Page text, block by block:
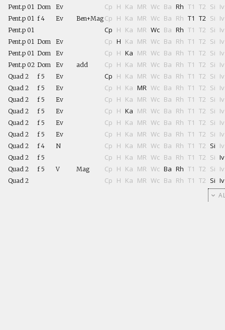
Pent.p 01 Dom Ev Cp H Ka MR Wc Ba Rh T1 T2 Si Iv
Pent.p 01 f 4 Ev Ben+Mag Cp H Ka MR Wc Ba Rh T1 T2 Si Iv
Pent.p 01 Cp H Ka MR Wc Ba Rh T1 T2 Si Iv
Pent.p 01 Dom Ev Cp H Ka MR Wc Ba Rh T1 T2 Si Iv
Pent.p 01 Dom Ev Cp H Ka MR Wc Ba Rh T1 T2 Si Iv
Pent.p 02 Dom Ev add Cp H Ka MR Wc Ba Rh T1 T2 Si Iv
Quad 2 f 5 Ev Cp H Ka MR Wc Ba Rh T1 T2 Si Iv
Quad 2 f 5 Ev Cp H Ka MR Wc Ba Rh T1 T2 Si Iv
Quad 2 f 5 Ev Cp H Ka MR Wc Ba Rh T1 T2 Si Iv
Quad 2 f 5 Ev Cp H Ka MR Wc Ba Rh T1 T2 Si Iv
Quad 2 f 5 Ev Cp H Ka MR Wc Ba Rh T1 T2 Si Iv
Quad 2 f 5 Ev Cp H Ka MR Wc Ba Rh T1 T2 Si Iv
Quad 2 f 4 N Cp H Ka MR Wc Ba Rh T1 T2 Si Iv
Quad 2 f 5 Cp H Ka MR Wc Ba Rh T1 T2 Si Iv
Quad 2 f 5 V Mag Cp H Ka MR Wc Ba Rh T1 T2 Si Iv
Quad 2 Cp H Ka MR Wc Ba Rh T1 T2 Si Iv